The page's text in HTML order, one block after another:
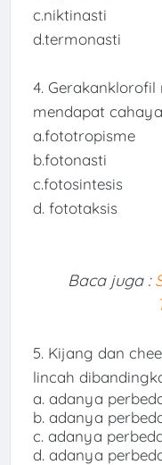
c.niktinasti
d.termonasti
4.
mendapat
a.fototropisme
b.fotonasti
c.fotosintesis
d. fototaksis
Baca juga :
5. Kijang dan c
lincah
a. adanya
b. adanya
c. adanya
d. adanya